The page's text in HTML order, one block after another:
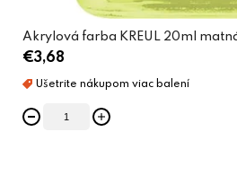
Akrylová farba KREUL 20ml
€3,68